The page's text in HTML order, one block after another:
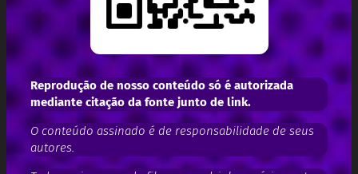
Reprodução de nosso conteúdo só é autorizada
mediante citação da fonte junto de link.
O conteúdo assinado é de responsabilidade de seus
autores.